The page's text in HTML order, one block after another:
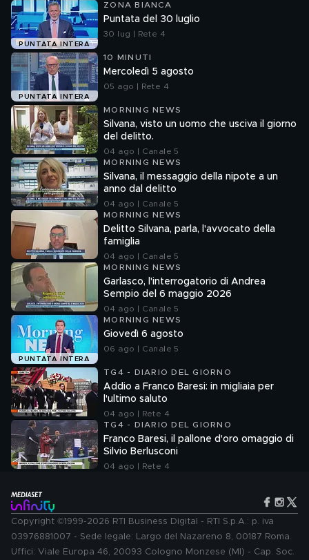
PUNTATA INTERA
ZONA BIANCA
Puntata del 30 luglio
30 lug | Rete 4
PUNTATA INTERA
10 MINUTI
Mercoledì 5 agosto
05 ago | Rete 4
MORNING NEWS
Silvana, visto un uomo che usciva il giorno
del delitto.
04 ago | Canale 5
MORNING NEWS
Silvana, il messaggio della nipote a un
anno dal delitto
04 ago | Canale 5
MORNING NEWS
Delitto Silvana, parla, l'avvocato della
famiglia
04 ago | Canale 5
MORNING NEWS
Garlasco, l'interrogatorio di Andrea
Sempio del 6 maggio 2026
04 ago | Canale 5
PUNTATA INTERA
MORNING NEWS
Giovedì 6 agosto
06 ago | Canale 5
TG4 - DIARIO DEL GIORNO
Addio a Franco Baresi: in migliaia per
l'ultimo saluto
04 ago | Rete 4
TG4 - DIARIO DEL GIORNO
Franco Baresi, il pallone d'oro omaggio di
Silvio Berlusconi
04 ago | Rete 4
Copyright ©1999-2026 RTI Business Digital - RTI S.p.A.: p. iva
03976881007 - Sede legale: Largo del Nazareno 8, 00187 Roma.
Uffici: Viale Europa 46, 20093 Cologno Monzese (MI) - Cap. Soc.